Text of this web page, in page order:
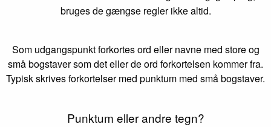
bruges de gængse regler ikke altid.
Som udgangspunkt forkortes ord eller navne med store og
små bogstaver som det eller de ord forkortelsen kommer fra.
Typisk skrives forkortelser med punktum med små bogstaver.
Punktum eller andre tegn?